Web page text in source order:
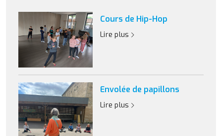
Cours de Hip-Hop
Lire plus
Envolée de papillons
Lire plus